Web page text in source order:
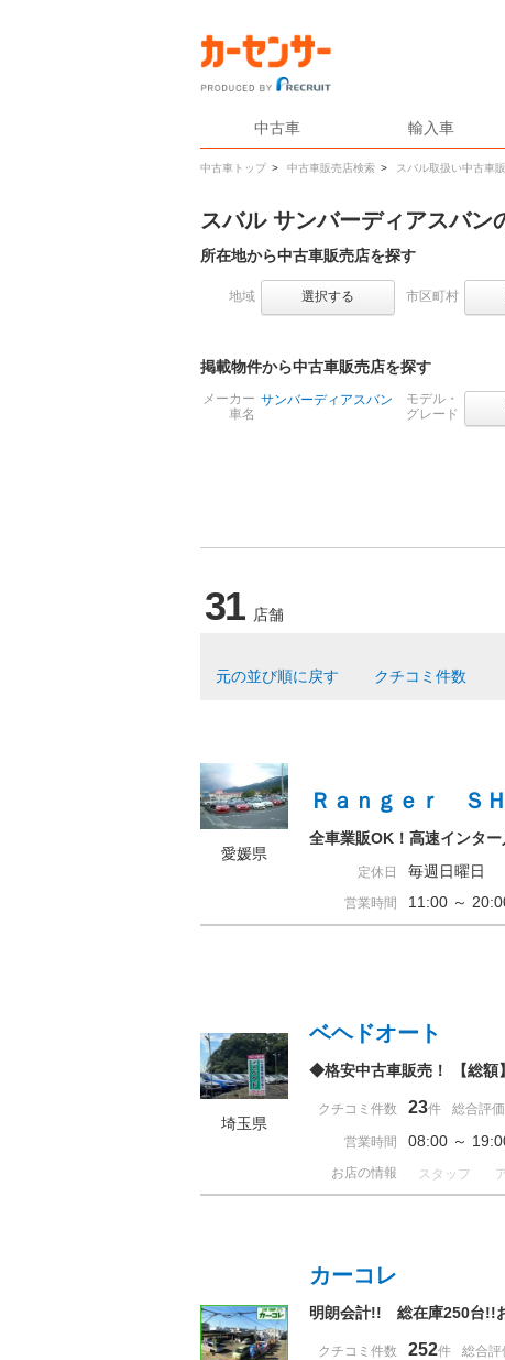
中古車 輸入車
中古車トップ > 中古車販売店検索 > スバル取扱い中古車
スバル サンバーディアスバン
所在地から中古車販売店を探す
地域 選択する 市区町村
掲載物件から中古車販売店を探す
メーカー
車名
サンバーディアスバン
モデル・
グレード
31 店舗
元の並び順に戻す クチコミ件数
愛媛県
Ｒａｎｇｅｒ Ｓ
全車業販OK！高速インター
定休日 毎週日曜日
営業時間 11:00 ～
埼玉県
ベヘドオート
◆格安中古車販売！ 【総
クチコミ件数 23件 総合評価
営業時間 08:00 ～
お店の情報 スタッフ
カーコレ
明朗会計!! 総在庫250台!!
クチコミ件数 252件 総合評